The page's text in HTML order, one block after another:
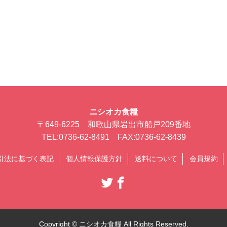
ニシオカ食糧
〒649-6225 和歌山県岩出市船戸209番地
TEL:0736-62-8491 FAX:0736-62-8439
法に基づく表記 個人情報保護方針 送料について 会員規約
Copyright © ニシオカ食糧 All Rights Reserved.